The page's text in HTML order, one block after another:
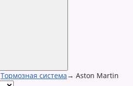
Тормозная система→ Aston Martin